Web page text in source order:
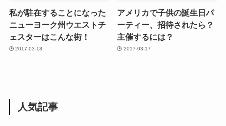
私が駐在することになった
ニューヨーク州ウエストチ
ェスターはこんな街！
2017-03-18
アメリカで子供の誕生日パ
ーティー、招待されたら？
主催するには？
2017-03-17
人気記事